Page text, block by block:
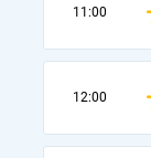
11:00
12:00